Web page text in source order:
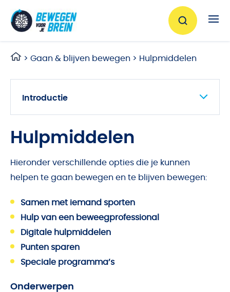
> Gaan & blijven bewegen > Hulpmiddelen
Introductie
Beweegprofessionals
Digitale hulpmiddelen
Programma’s
Punten sparen
Samen sporten
Hulpmiddelen
Hieronder verschillende opties die je kunnen
helpen te gaan bewegen en te blijven bewegen:
Samen met iemand sporten
Hulp van een beweegprofessional
Digitale hulpmiddelen
Punten sparen
Speciale programma’s
Onderwerpen